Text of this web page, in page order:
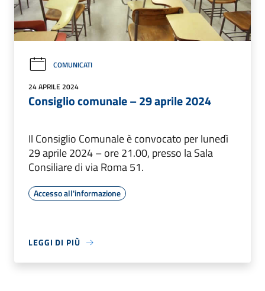
COMUNICATI
24 APRILE 2024
Consiglio comunale – 29 aprile 2024
Il Consiglio Comunale è convocato per lunedì
29 aprile 2024 – ore 21.00, presso la Sala
Consiliare di via Roma 51.
Accesso all'informazione
LEGGI DI PIÙ